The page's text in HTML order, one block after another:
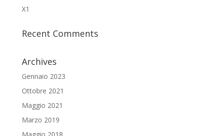
X1
Recent Comments
Archives
Gennaio 2023
Ottobre 2021
Maggio 2021
Marzo 2019
Maggio 2018